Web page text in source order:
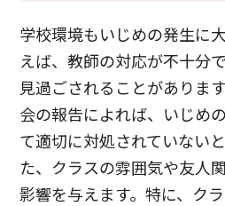
学校環境もいじめの発生に
えば、教師の対応が不十分
見過ごされることがありま
会の報告によれば、いじめ
て適切に対処されていない
た、クラスの雰囲気や友人
影響を与えます。特に、ク